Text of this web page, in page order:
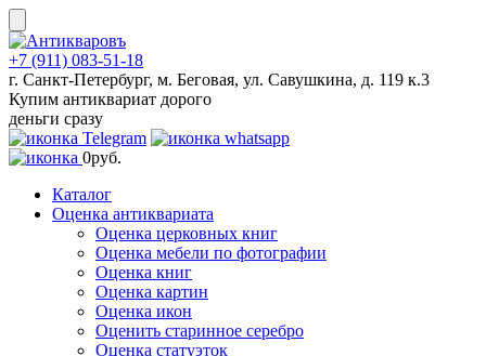
Skip
to
content
+7 (911) 083-51-18
г. Санкт-Петербург, м. Беговая, ул. Савушкина, д. 119 к.3
Купим антиквариат дорого
деньги сразу
0руб.
Каталог
Оценка антиквариата
Оценка церковных книг
Оценка мебели по фотографии
Оценка книг
Оценка картин
Оценка икон
Оценить старинное серебро
Оценка статуэток